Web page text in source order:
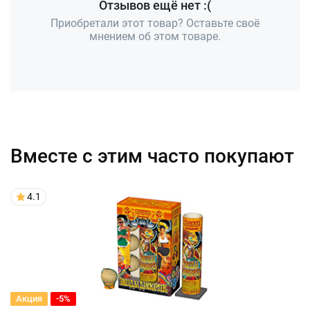
Отзывов ещё нет :(
Приобретали этот товар? Оставьте своё
мнением об этом товаре.
Вместе с этим часто покупают
4.1
Акция -5%